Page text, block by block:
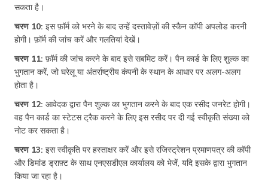
सकता है।
चरण 10: इस फ़ॉर्म को भरने के बाद उन्हें दस्तावेज़ों की स्कैन कॉपी अपलोड करनी
होगी। फ़ॉर्म की जांच करें और गलतियां देखें।
चरण 11: फ़ॉर्म की जांच करने के बाद इसे सबमिट करें। पैन कार्ड के लिए शुल्क का
भुगतान करें, जो घरेलू या अंतर्राष्ट्रीय कंपनी के स्थान के आधार पर अलग-अलग
होता है।
चरण 12: आवेदक द्वारा पैन शुल्क का भुगतान करने के बाद एक रसीद जनरेट होगी।
वह पैन कार्ड का स्टेटस ट्रैक करने के लिए इस रसीद पर दी गई स्वीकृति संख्या को
नोट कर सकता है।
चरण 13: इस स्वीकृति पर हस्ताक्षर करें और इसे रजिस्ट्रेशन प्रमाणपत्र की कॉपी
और डिमांड ड्राफ़्ट के साथ एनएसडीएल कार्यालय को भेजें, यदि इसके द्वारा भुगतान
किया जा रहा है।